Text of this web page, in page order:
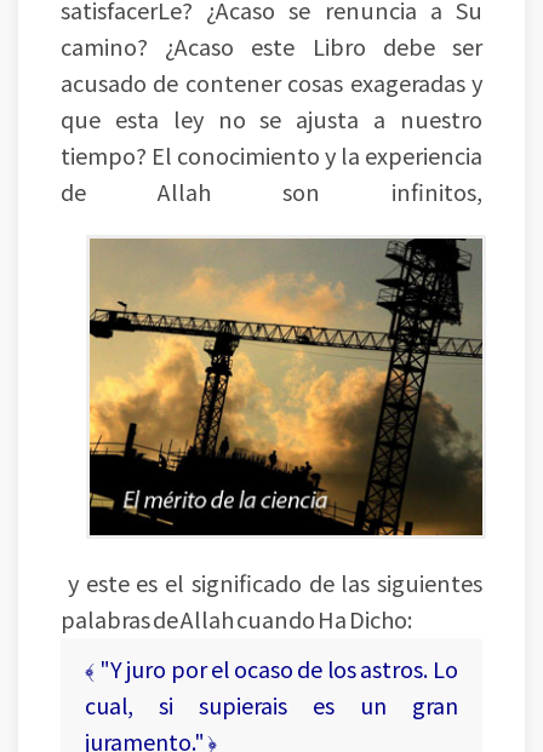
satisfacerLe? ¿Acaso se renuncia a Su
camino? ¿Acaso este Libro debe ser
acusado de contener cosas exageradas y
que esta ley no se ajusta a nuestro
tiempo? El conocimiento y la experiencia
de Allah son infinitos,
y este es el significado de las siguientes
palabras de Allah cuando Ha Dicho:
﴾ "Y juro por el ocaso de los astros. Lo
cual, si supierais es un gran
juramento." ﴿